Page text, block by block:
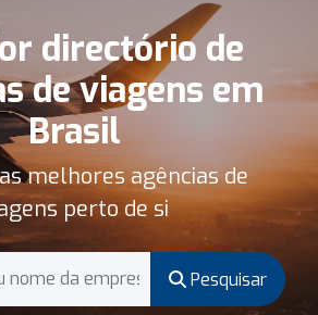
directório de
de viagens em
Brasil
melhores agências de
perto de si
Pesquisar